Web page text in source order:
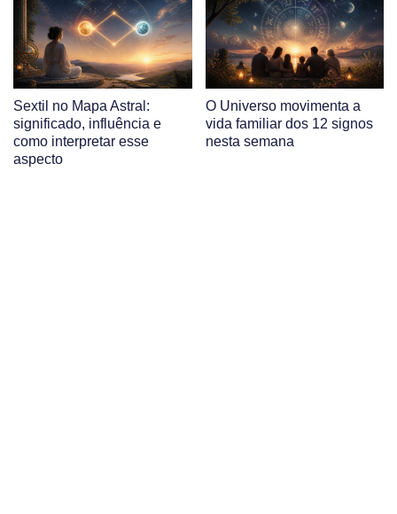
Sextil no Mapa Astral:
significado, influência e
como interpretar esse
aspecto
O Universo movimenta a
vida familiar dos 12 signos
nesta semana